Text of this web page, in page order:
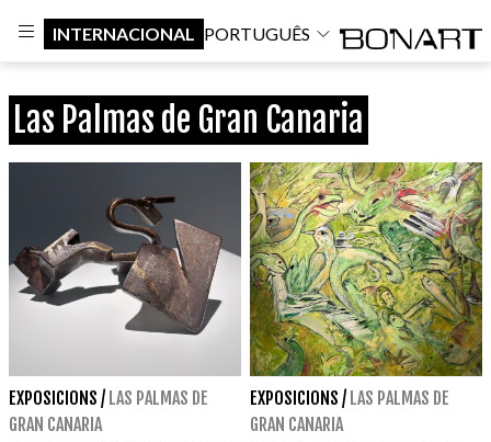
INTERNACIONAL PORTUGUÊS
Las Palmas de Gran Canaria
EXPOSICIONS / LAS PALMAS DE
GRAN CANARIA
EXPOSICIONS / LAS PALMAS DE
GRAN CANARIA